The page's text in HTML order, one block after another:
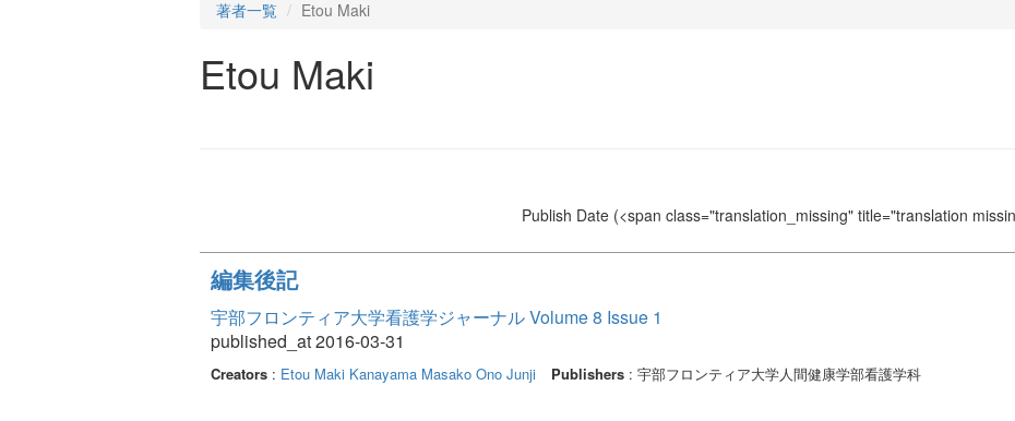
著者一覧 Etou Maki
Etou Maki
Publish Date (<span class="translation_missing" title="translation
編集後記
宇部フロンティア大学看護学ジャーナル Volume 8 Issue 1
published_at 2016-03-31
Creators : Etou Maki Kanayama Masako Ono Junji Publishers : 宇部フロンティア大学人間健康学部看護学科